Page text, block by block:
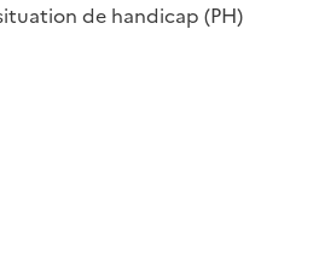
de handicap (PH)